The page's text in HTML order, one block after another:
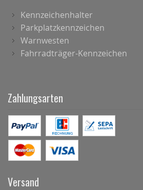
Kennzeichenhalter
Parkplatzkennzeichen
Warnwesten
Fahrradträger-Kennzeichen
Zahlungsarten
Versand